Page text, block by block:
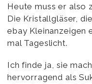
Heute muss er also
Die Kristallgläser,
ebay Kleinanzeigen
mal Tageslicht.
Ich finde ja, sie
hervorragend als